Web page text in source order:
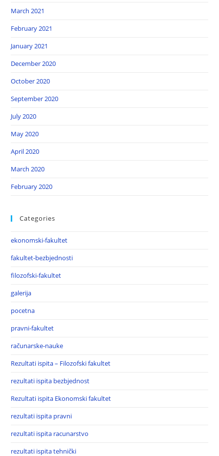
March 2021
February 2021
January 2021
December 2020
October 2020
September 2020
July 2020
May 2020
April 2020
March 2020
February 2020
Categories
ekonomski-fakultet
fakultet-bezbjednosti
filozofski-fakultet
galerija
pocetna
pravni-fakultet
računarske-nauke
Rezultati ispita – Filozofski fakultet
rezultati ispita bezbjednost
Rezultati ispita Ekonomski fakultet
rezultati ispita pravni
rezultati ispita racunarstvo
rezultati ispita tehnički